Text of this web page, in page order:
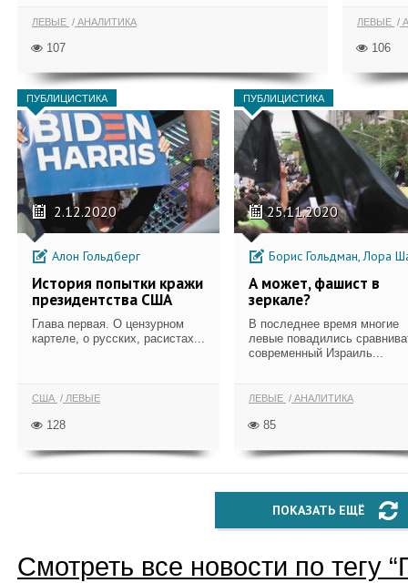
ЛЕВЫЕ АНАЛИТИКА
107
ЛЕВЫЕ
106
ПУБЛИЦИСТИКА
2.12.2020
Алон Гольдберг
История попытки кражи
президентства США
Глава первая. О цензурном
картеле, о русских, расистах...
США ЛЕВЫЕ
128
ПУБЛИЦИСТИКА
25.11.2020
Борис Гольдман, Лора
А может, фашист в
зеркале?
В последнее время многие
левые повадились
современный Израиль...
ЛЕВЫЕ АНАЛИТИКА
85
ПОКАЗАТЬ ЕЩЁ
Смотреть все новости по тегу “